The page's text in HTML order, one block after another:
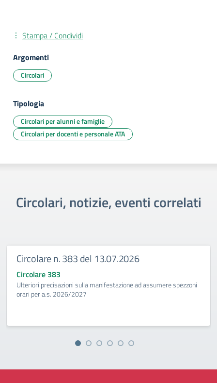
Stampa / Condividi
Argomenti
Circolari
Tipologia
Circolari per alunni e famiglie
Circolari per docenti e personale ATA
Circolari, notizie, eventi correlati
Circolare n. 383 del 13.07.2026
Circolare 383
Ulteriori precisazioni sulla manifestazione ad assumere spezzoni
orari per a.s. 2026/2027